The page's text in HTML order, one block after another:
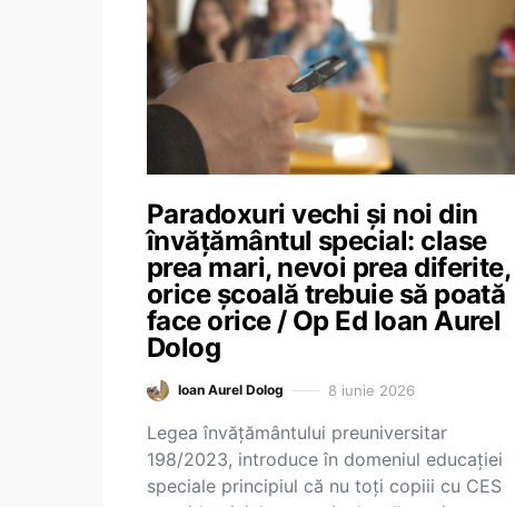
Paradoxuri vechi și noi din
învățământul special: clase
prea mari, nevoi prea diferite,
orice școală trebuie să poată
face orice / Op Ed Ioan Aurel
Dolog
Ioan Aurel Dolog 8 iunie 2026
Legea învățământului preuniversitar
198/2023, introduce în domeniul educației
speciale principiul că nu toți copiii cu CES